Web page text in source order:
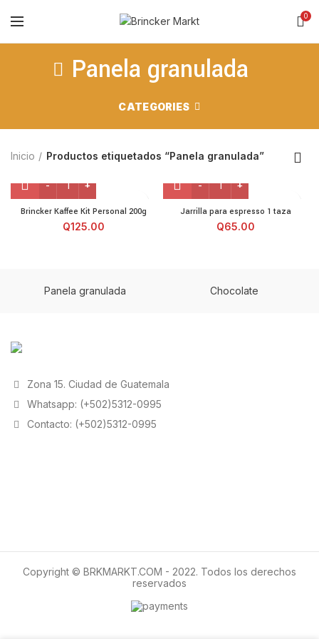
0
Panela granulada
CATEGORIES
Inicio
Productos etiquetados “Panela granulada”
Brincker Kaffee Kit Personal 200g
Q125.00
Jarrilla para espresso 1 taza
Q65.00
Panela granulada Chocolate
Zona 15. Ciudad de Guatemala
Whatsapp: (+502)5312-0995
Contacto: (+502)5312-0995
Copyright © BRKMARKT.COM - 2022. Todos los derechos
reservados